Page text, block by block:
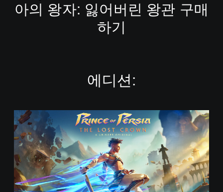
아의 왕자: 잃어버린 왕관 구매
하기
에디션:
스
탠
다
드
디
션